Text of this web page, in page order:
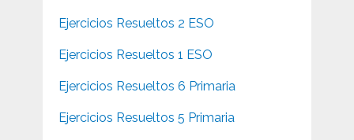
Ejercicios Resueltos 2 ESO
Ejercicios Resueltos 1 ESO
Ejercicios Resueltos 6 Primaria
Ejercicios Resueltos 5 Primaria